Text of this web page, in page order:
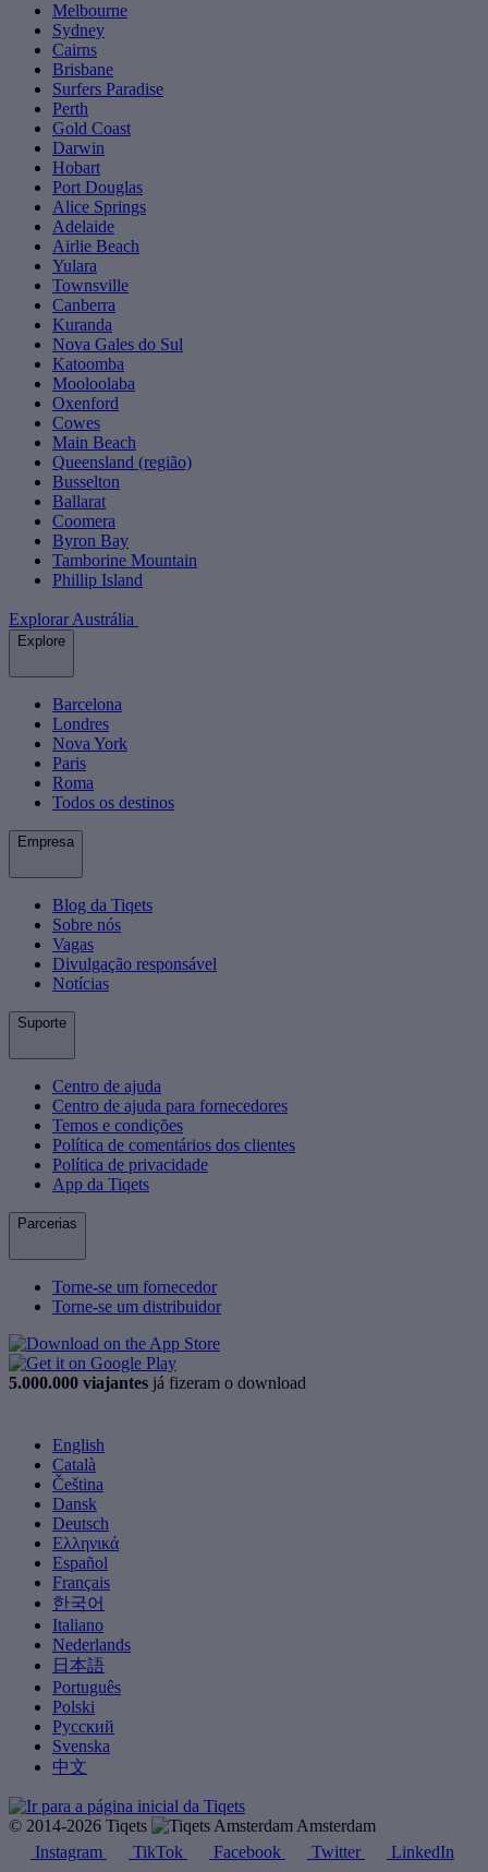
Melbourne
Sydney
Cairns
Brisbane
Surfers Paradise
Perth
Gold Coast
Darwin
Hobart
Port Douglas
Alice Springs
Adelaide
Airlie Beach
Yulara
Townsville
Canberra
Kuranda
Nova Gales do Sul
Katoomba
Mooloolaba
Oxenford
Cowes
Main Beach
Queensland (região)
Busselton
Ballarat
Coomera
Byron Bay
Tamborine Mountain
Phillip Island
Explorar Austrália
Explore
Barcelona
Londres
Nova York
Paris
Roma
Todos os destinos
Empresa
Blog da Tiqets
Sobre nós
Vagas
Divulgação responsável
Notícias
Suporte
Centro de ajuda
Centro de ajuda para fornecedores
Temos e condições
Política de comentários dos clientes
Política de privacidade
App da Tiqets
Parcerias
Torne-se um fornecedor
Torne-se um distribuidor
5.000.000 viajantes já fizeram o download
English
Català
Čeština
Dansk
Deutsch
Ελληνικά
Español
Français
한국어
Italiano
Nederlands
日本語
Português
Polski
Русский
Svenska
中文
© 2014-2026 Tiqets
Amsterdam
Instagram
TikTok Facebook Twitter LinkedIn